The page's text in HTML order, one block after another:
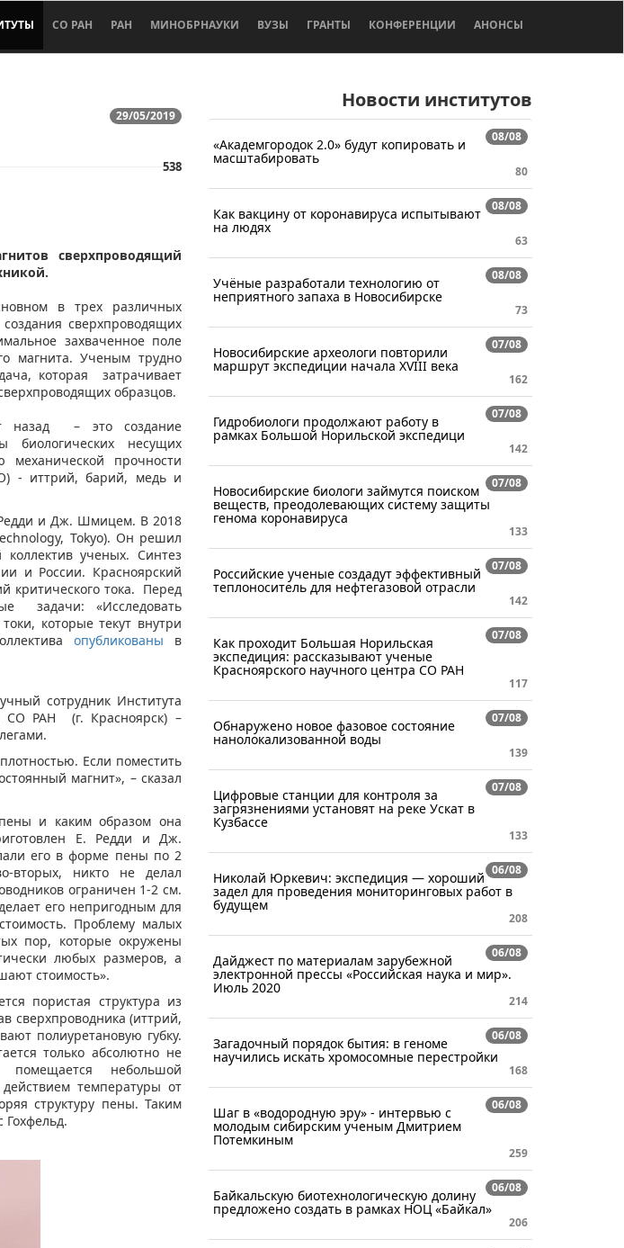
СО РАН РАН МИНОБРНАУКИ ВУЗЫ ГРАНТЫ КОНФЕРЕНЦИИ АНОНСЫ
29/05/2019
538
сверхпроводящий
в трех различных
сверхпроводящих
захваченное поле
магнита. Ученым трудно
которая затрачивает
образцов.
назад – это создание
несущих
механической прочности
- иттрий, барий, медь и
и Дж. Шмицем. В 2018
Tokyo). Он решил
ученых. Синтез
и России. Красноярский
критического тока. Перед
задачи: «Исследовать
которые текут внутри
опубликованы в
сотрудник Института
СО РАН (г. Красноярск) –
Если поместить
магнит», – сказал
и каким образом она
Е. Редди и Дж.
его в форме пены по 2
вторых, никто не делал
ограничен 1-2 см.
его непригодным для
Проблему малых
пор, которые окружены
любых размеров, а
стоимость».
пористая структура из
сверхпроводника (иттрий,
полиуретановую губку.
только абсолютно не
небольшой
температуры от
структуру пены. Таким
Новости институтов
08/08
«Академгородок 2.0» будут копировать и
масштабировать
80
08/08
Как вакцину от коронавируса испытывают
на людях
63
08/08
Учёные разработали технологию от
неприятного запаха в Новосибирске
73
07/08
Новосибирские археологи повторили
маршрут экспедиции начала XVIII века
162
07/08
Гидробиологи продолжают работу в
рамках Большой Норильской экспедици
142
07/08
Новосибирские биологи займутся поиском
веществ, преодолевающих систему защиты
генома коронавируса
133
07/08
Российские ученые создадут эффективный
теплоноситель для нефтегазовой отрасли
142
07/08
Как проходит Большая Норильская
экспедиция: рассказывают ученые
Красноярского научного центра СО РАН
117
07/08
Обнаружено новое фазовое состояние
нанолокализованной воды
139
07/08
Цифровые станции для контроля за
загрязнениями установят на реке Ускат в
Кузбассе
133
06/08
Николай Юркевич: экспедиция — хороший
задел для проведения мониторинговых работ в
будущем
208
06/08
Дайджест по материалам зарубежной
электронной прессы «Российская наука и мир».
Июль 2020
214
06/08
Загадочный порядок бытия: в геноме
научились искать хромосомные перестройки
168
06/08
Шаг в «водородную эру» - интервью с
молодым сибирским ученым Дмитрием
Потемкиным
259
06/08
Байкальскую биотехнологическую долину
предложено создать в рамках НОЦ «Байкал»
206